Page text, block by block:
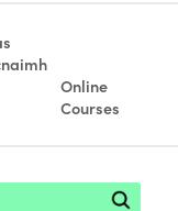
Online
Courses